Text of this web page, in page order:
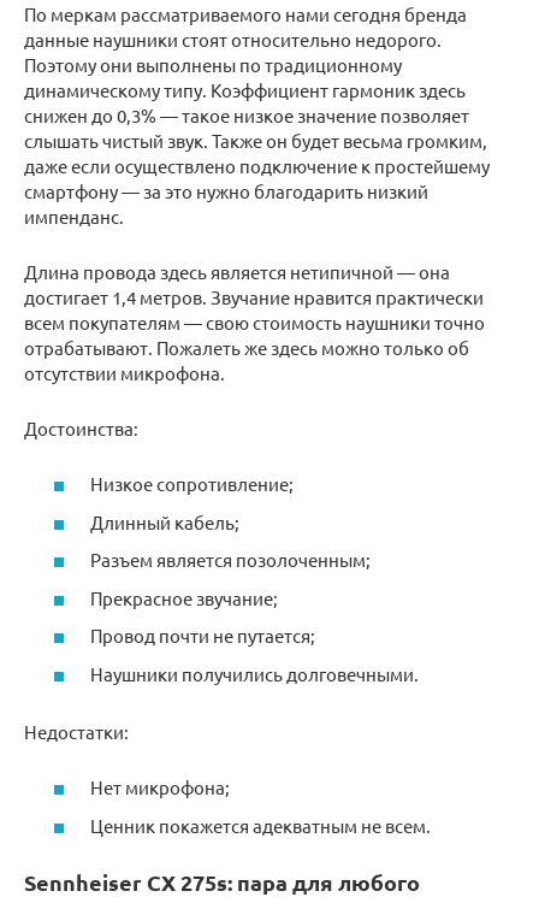
По меркам рассматриваемого нами сегодня бренда
данные наушники стоят относительно недорого.
Поэтому они выполнены по традиционному
динамическому типу. Коэффициент гармоник здесь
снижен до 0,3% — такое низкое значение позволяет
слышать чистый звук. Также он будет весьма громким,
даже если осуществлено подключение к простейшему
смартфону — за это нужно благодарить низкий
импенданс.
Длина провода здесь является нетипичной — она
достигает 1,4 метров. Звучание нравится практически
всем покупателям — свою стоимость наушники точно
отрабатывают. Пожалеть же здесь можно только об
отсутствии микрофона.
Достоинства:
Низкое сопротивление;
Длинный кабель;
Разъем является позолоченным;
Прекрасное звучание;
Провод почти не путается;
Наушники получились долговечными.
Недостатки:
Нет микрофона;
Ценник покажется адекватным не всем.
Sennheiser CX 275s: пара для любого